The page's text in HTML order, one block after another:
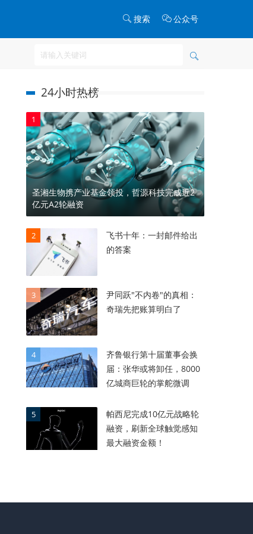
搜索 公众号
24小时热榜
1
圣湘生物携产业基金领投，哲源科技完成近2
亿元A2轮融资
2
飞书十年：一封邮件给出
的答案
3
尹同跃"不内卷"的真相：
奇瑞先把账算明白了
4
齐鲁银行第十届董事会换
届：张华或将卸任，8000
亿城商巨轮的掌舵微调
5
帕西尼完成10亿元战略轮
融资，刷新全球触觉感知
最大融资金额！